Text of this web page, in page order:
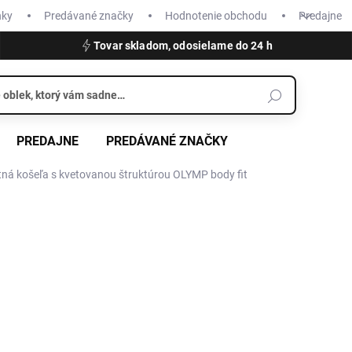
Predávané značky Hodnotenie obchodu Predajne
Tovar skladom, odosielame do 24 h
PREDAJNE PREDÁVANÉ ZNAČKY
košeľa s kvetovanou štruktúrou OLYMP body fit